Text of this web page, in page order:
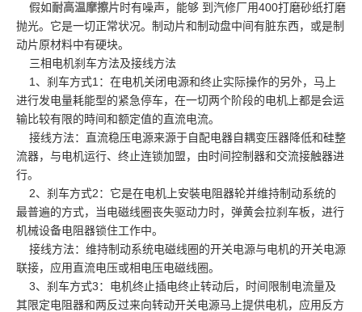
假如耐高温摩擦片时有噪声，能够 到汽修厂用400打磨砂纸打磨
抛光。它是一切正常状况。制动片和制动盘中间有脏东西，或是制
动片原材料中有硬块。
三相电机刹车方法及接线方法
1、刹车方式1：在电机关闭电源和终止实际操作的另外，马上
进行发电量耗能型的紧急停车，在一切两个阶段的电机上都是会运
输比较有限的時间和额定值的直流电流。
接线方法：直流稳压电源来源于自配电器自耦变压器降低和硅整
流器，与电机运行、终止连锁加盟，由时间控制器和交流接触器进
行。
2、刹车方式2：它是在电机上安裝电阻器轮并维持制动系统的
最普遍的方式，当电磁线圈丧失驱动力时，弹黄会拉刹车板，进行
机械设备电阻器锁住工作中。
接线方法：维持制动系统电磁线圈的开关电源与电机的开关电源
联接，应用直流电压或相电压电磁线圈。
3、刹车方式3：电机终止插电终止转动后，时间限制电流量及
其限定电阻器和两反过来向转动开关电源马上提供电机，应用反方